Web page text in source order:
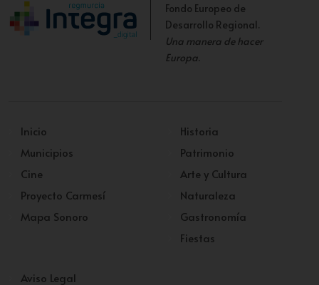
Fondo Europeo de
Desarrollo Regional.
Una manera de hacer
Europa.
Inicio
Municipios
Cine
Proyecto Carmesí
Mapa Sonoro
Historia
Patrimonio
Arte y Cultura
Naturaleza
Gastronomía
Fiestas
Aviso Legal